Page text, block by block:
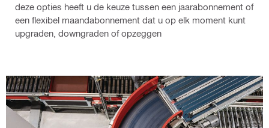
deze opties heeft u de keuze tussen een jaarabonnement of
een flexibel maandabonnement dat u op elk moment kunt
upgraden, downgraden of opzeggen